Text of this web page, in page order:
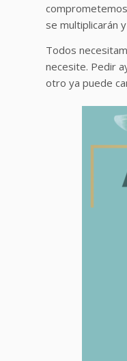
se multiplicarán
Todos
necesite. Pedir
otro ya puede